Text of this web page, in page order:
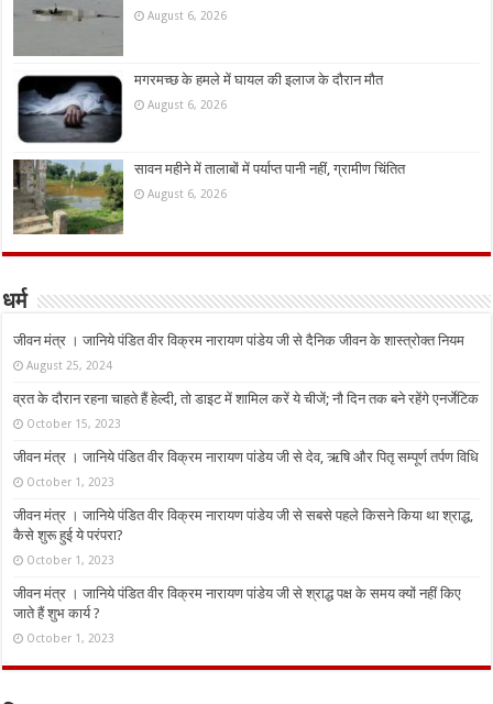
August 6, 2026
मगरमच्छ के हमले में घायल की इलाज के दौरान मौत
August 6, 2026
सावन महीने में तालाबों में पर्याप्त पानी नहीं, ग्रामीण चिंतित
August 6, 2026
धर्म
जीवन मंत्र । जानिये पंडित वीर विक्रम नारायण पांडेय जी से दैनिक जीवन के शास्त्रोक्त नियम
August 25, 2024
व्रत के दौरान रहना चाहते हैं हेल्दी, तो डाइट में शामिल करें ये चीजें; नौ दिन तक बने रहेंगे एनर्जेटिक
October 15, 2023
जीवन मंत्र । जानिये पंडित वीर विक्रम नारायण पांडेय जी से देव, ऋषि और पितृ सम्पूर्ण तर्पण विधि
October 1, 2023
जीवन मंत्र । जानिये पंडित वीर विक्रम नारायण पांडेय जी से सबसे पहले किसने किया था श्राद्ध,
कैसे शुरू हुई ये परंपरा?
October 1, 2023
जीवन मंत्र । जानिये पंडित वीर विक्रम नारायण पांडेय जी से श्राद्ध पक्ष के समय क्यों नहीं किए
जाते हैं शुभ कार्य ?
October 1, 2023